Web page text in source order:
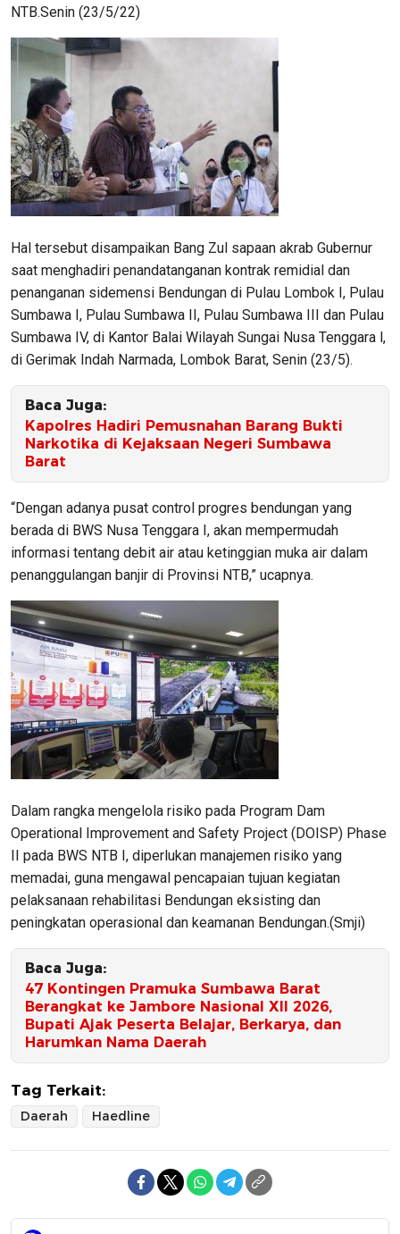
NTB.Senin (23/5/22)
Hal tersebut disampaikan Bang Zul sapaan akrab Gubernur
saat menghadiri penandatanganan kontrak remidial dan
penanganan sidemensi Bendungan di Pulau Lombok I, Pulau
Sumbawa I, Pulau Sumbawa II, Pulau Sumbawa III dan Pulau
Sumbawa IV, di Kantor Balai Wilayah Sungai Nusa Tenggara l,
di Gerimak Indah Narmada, Lombok Barat, Senin (23/5).
Baca Juga:
Kapolres Hadiri Pemusnahan Barang Bukti
Narkotika di Kejaksaan Negeri Sumbawa
Barat
“Dengan adanya pusat control progres bendungan yang
berada di BWS Nusa Tenggara I, akan mempermudah
informasi tentang debit air atau ketinggian muka air dalam
penanggulangan banjir di Provinsi NTB,” ucapnya.
Dalam rangka mengelola risiko pada Program Dam
Operational Improvement and Safety Project (DOISP) Phase
II pada BWS NTB I, diperlukan manajemen risiko yang
memadai, guna mengawal pencapaian tujuan kegiatan
pelaksanaan rehabilitasi Bendungan eksisting dan
peningkatan operasional dan keamanan Bendungan.(Smji)
Baca Juga:
47 Kontingen Pramuka Sumbawa Barat
Berangkat ke Jambore Nasional XII 2026,
Bupati Ajak Peserta Belajar, Berkarya, dan
Harumkan Nama Daerah
Tag Terkait:
Daerah Haedline